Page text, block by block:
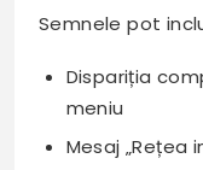
Semnele pot
Dispariția
meniu
Mesaj „Rețea